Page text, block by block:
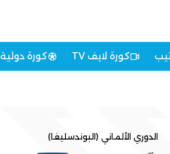
كورة لايف TV كورة دولية
الدوري الألماني (البوندسليغا)